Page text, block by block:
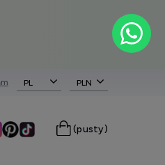
PL
(pusty)